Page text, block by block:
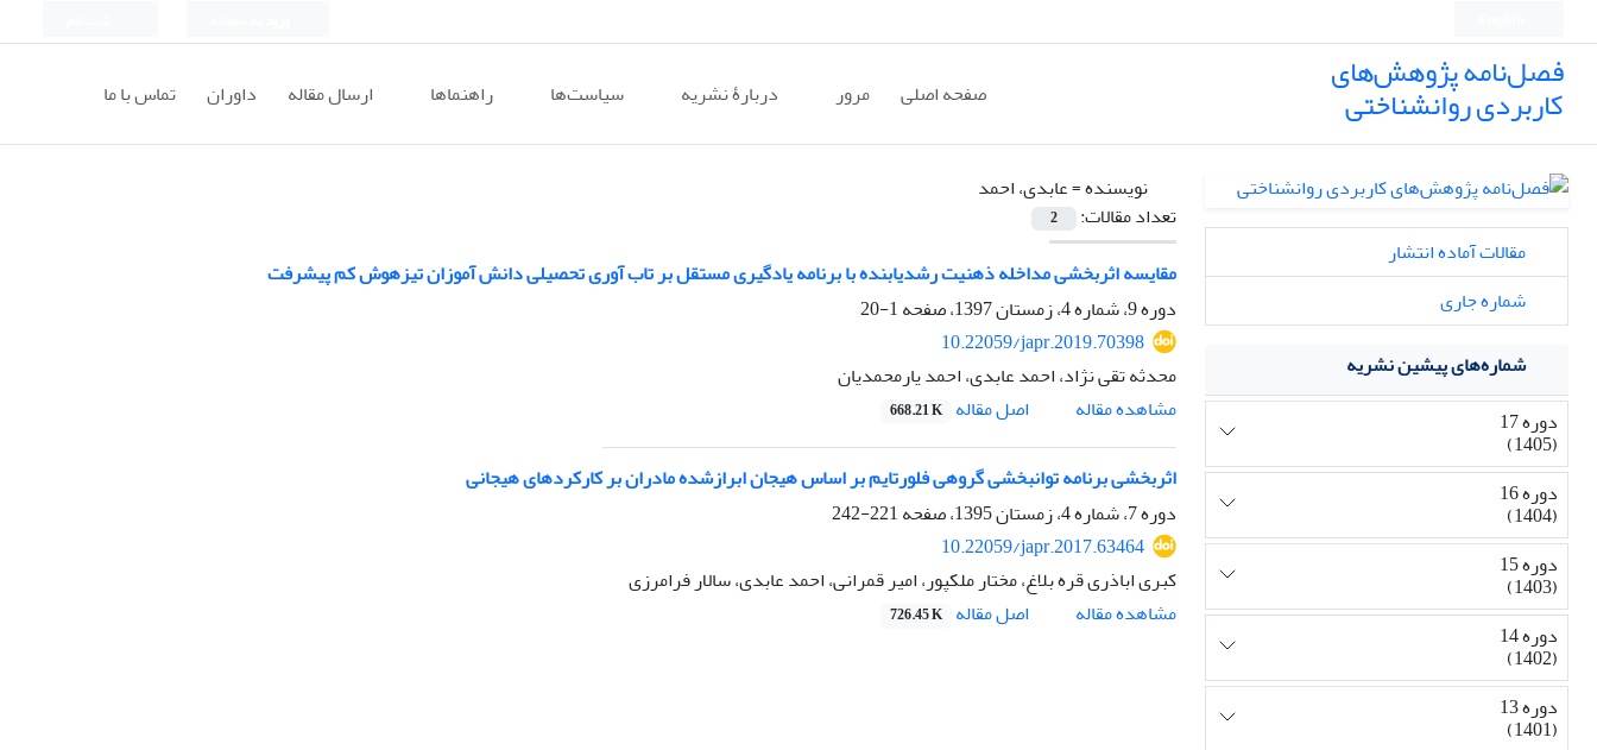
فصل‌نامه پژوهش‌های
کاربردی روانشناختی صفحه اصلی مرور دربارۀ نشریه سیاست‌ها راهنماها ارسال مقاله داوران تماس با ما
نویسنده =عابدی، احمد
تعداد مقالات:
2
مقایسه اثربخشی مداخله ذهنیت رشدیابنده با برنامه یادگیری مستقل بر تاب آوری تحصیلی دانش آموزان تیزهوش کم پیشرفت
دوره 9، شماره 4، زمستان 1397، صفحه
1-20
10.22059/japr.2019.70398
محدثه تقی نژاد، احمد عابدی، احمد یارمحمدیان
مشاهده مقاله
اصل مقاله 668.21 K
اثربخشی برنامه توانبخشی گروهی فلورتایم بر اساس هیجان ابرازشده مادران بر کارکردهای هیجانی
دوره 7، شماره 4، زمستان 1395، صفحه
221-242
10.22059/japr.2017.63464
کبری اباذری قره بلاغ، مختار ملکپور، امیر قمرانی، احمد عابدی، سالار فرامرزی
مشاهده مقاله
اصل مقاله 726.45 K
مقالات آماده انتشار
شماره جاری
شماره‌های پیشین نشریه
دوره 17
(1405)
دوره 16
(1404)
دوره 15
(1403)
دوره 14
(1402)
دوره 13
(1401)